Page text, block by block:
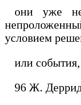
они уже
условием
или события,
96 Ж.